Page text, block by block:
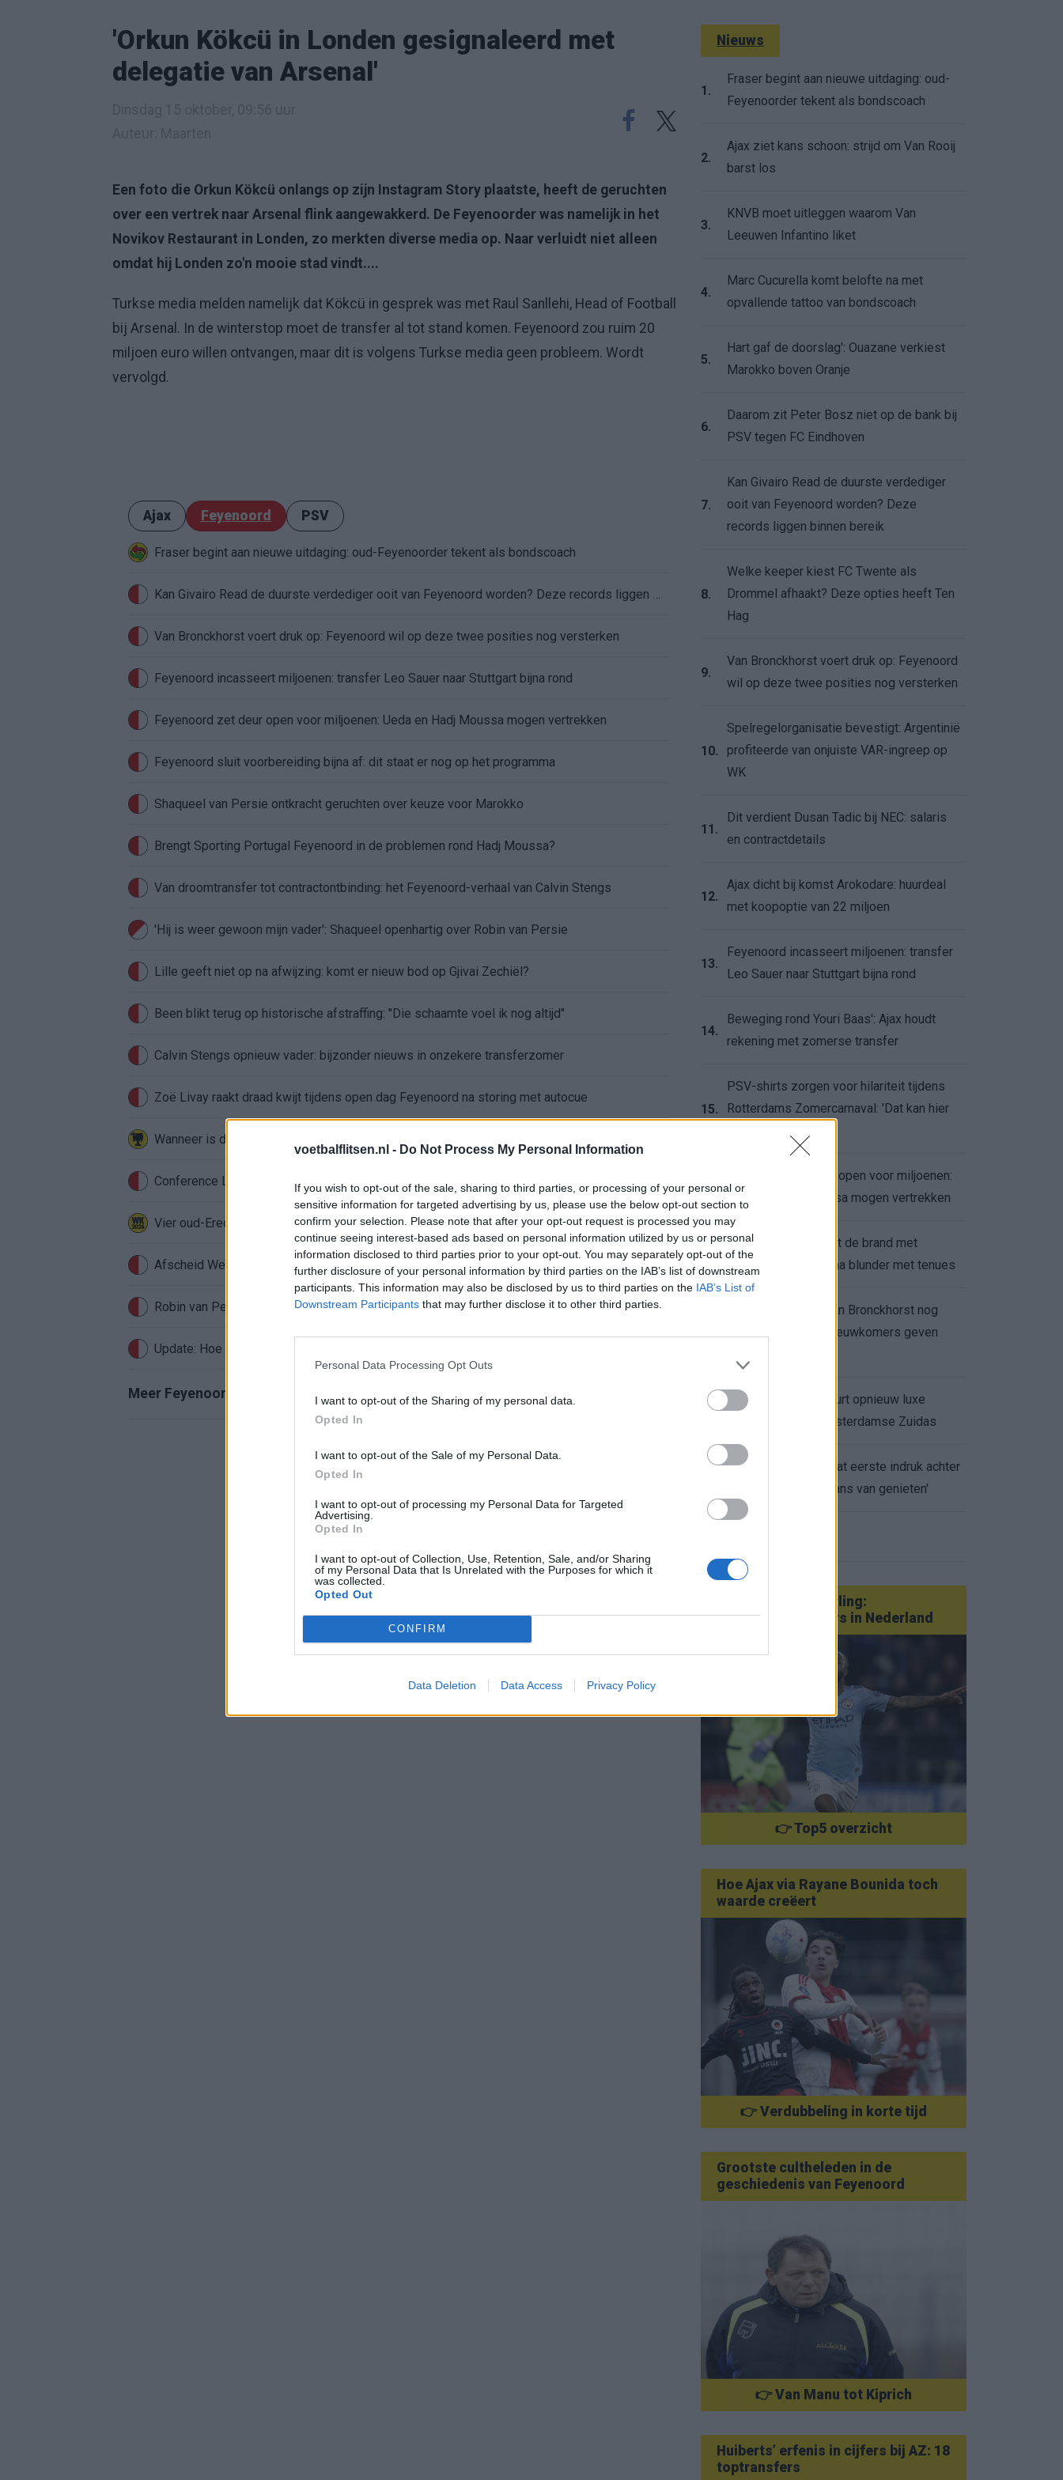
voetbalflitsen.nl - Do Not Process My Personal Information
If you wish to opt-out of the sale, sharing to third parties, or processing of your personal or
sensitive information for targeted advertising by us, please use the below opt-out section to
confirm your selection. Please note that after your opt-out request is processed you may
continue seeing interest-based ads based on personal information utilized by us or personal
information disclosed to third parties prior to your opt-out. You may separately opt-out of the
further disclosure of your personal information by third parties on the IAB’s list of downstream
participants. This information may also be disclosed by us to third parties on the IAB’s List of
Downstream Participants that may further disclose it to other third parties.
Personal Data Processing Opt Outs
I want to opt-out of the Sharing of my personal data.
Opted In
I want to opt-out of the Sale of my Personal Data.
Opted In
I want to opt-out of processing my Personal Data for Targeted
Advertising.
Opted In
I want to opt-out of Collection, Use, Retention, Sale, and/or Sharing
of my Personal Data that Is Unrelated with the Purposes for which it
was collected.
Opted Out
CONFIRM
Data Deletion Data Access Privacy Policy
'Orkun Kökcü in Londen gesignaleerd met
delegatie van Arsenal'
Een foto die Orkun Kökcü onlangs op zijn Instagram Story plaatste, heeft de geruchten
over een vertrek naar Arsenal flink aangewakkerd. De Feyenoorder was namelijk in het
Novikov Restaurant in Londen, zo merkten diverse media op. Naar verluidt niet alleen
omdat hij Londen zo'n mooie stad vindt....
Turkse media melden namelijk dat Kökcü in gesprek was met Raul Sanllehi, Head of Football
bij Arsenal. In de winterstop moet de transfer al tot stand komen. Feyenoord zou ruim 20
miljoen euro willen ontvangen, maar dit is volgens Turkse media geen probleem. Wordt
vervolgd.
Ajax Feyenoord PSV
Fraser begint aan nieuwe uitdaging: oud-Feyenoorder tekent als bondscoach
Van Bronckhorst voert druk op: Feyenoord wil op deze twee posities nog versterken
Feyenoord incasseert miljoenen: transfer Leo Sauer naar Stuttgart bijna rond
Feyenoord zet deur open voor miljoenen: Ueda en Hadj Moussa mogen vertrekken
Feyenoord sluit voorbereiding bijna af: dit staat er nog op het programma
Shaqueel van Persie ontkracht geruchten over keuze voor Marokko
Brengt Sporting Portugal Feyenoord in de problemen rond Hadj Moussa?
Van droomtransfer tot contractontbinding: het Feyenoord-verhaal van Calvin Stengs
'Hij is weer gewoon mijn vader': Shaqueel openhartig over Robin van Persie
Lille geeft niet op na afwijzing: komt er nieuw bod op Gjivai Zechiël?
Been blikt terug op historische afstraffing: "Die schaamte voel ik nog altijd"
Calvin Stengs opnieuw vader: bijzonder nieuws in onzekere transferzomer
Zoë Livay raakt draad kwijt tijdens open dag Feyenoord na storing met autocue
Conference League-ophef: Hamrun uitgeschakeld na omstreden strafschop zonder VAR
Vier oud-Eredivisionisten kunnen wereldkampioen worden
Afscheid Wellenreuther roept iconisch Ajax-moment weer in herinnering
Robin van Persie zwijgt al veertig dagen: waarom blijft het zo stil?
Update: Hoe gaat het nu met Royston Drenthe
Meer Feyenoord-nieuws
Nieuws
1.
Fraser begint aan nieuwe uitdaging: oud-
Feyenoorder tekent als bondscoach
2.
Ajax ziet kans schoon: strijd om Van Rooij
barst los
3.
KNVB moet uitleggen waarom Van
Leeuwen Infantino liket
4.
Marc Cucurella komt belofte na met
opvallende tattoo van bondscoach
5.
Hart gaf de doorslag': Ouazane verkiest
Marokko boven Oranje
6.
Daarom zit Peter Bosz niet op de bank bij
PSV tegen FC Eindhoven
7.
Kan Givairo Read de duurste verdediger
ooit van Feyenoord worden? Deze
records liggen binnen bereik
8.
Welke keeper kiest FC Twente als
Drommel afhaakt? Deze opties heeft Ten
Hag
9.
Van Bronckhorst voert druk op: Feyenoord
wil op deze twee posities nog versterken
10.
Spelregelorganisatie bevestigt: Argentinië
profiteerde van onjuiste VAR-ingreep op
WK
11.
Dit verdient Dusan Tadic bij NEC: salaris
en contractdetails
12.
Ajax dicht bij komst Arokodare: huurdeal
met koopoptie van 22 miljoen
13.
Feyenoord incasseert miljoenen: transfer
Leo Sauer naar Stuttgart bijna rond
14.
Beweging rond Youri Baas': Ajax houdt
rekening met zomerse transfer
15.
PSV-shirts zorgen voor hilariteit tijdens
Rotterdams Zomercarnaval: 'Dat kan hier
16.
Feyenoord zet deur open voor miljoenen:
Ueda en Hadj Moussa mogen vertrekken
17.
Ajax helpt Burnley uit de brand met
afgeknipte sokken na blunder met tenues
Feyenoord onder Van Bronckhorst nog
altijd ongeslagen: nieuwkomers geven
19.
Hakim Ziyech verhuurt opnieuw luxe
appartement op Amsterdamse Zuidas
Marcos Leonardo laat eerste indruk achter
bij Ajax: 'Hier gaan fans van genieten'
Van Götze tot Sterling:
statementtransfers in Nederland
👉 Top5 overzicht
Hoe Ajax via Rayane Bounida toch
waarde creëert
👉 Verdubbeling in korte tijd
Grootste cultheleden in de
geschiedenis van Feyenoord
👉 Van Manu tot Kiprich
Huiberts’ erfenis in cijfers bij AZ: 18
toptransfers